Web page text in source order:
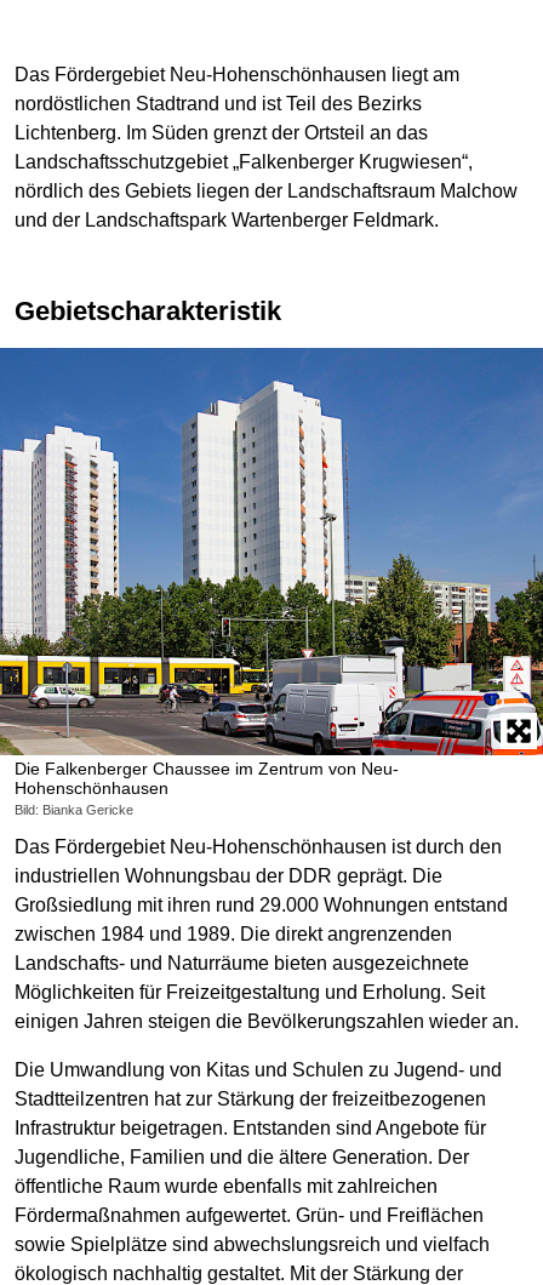
Das Fördergebiet Neu-Hohenschönhausen liegt am
nordöstlichen Stadtrand und ist Teil des Bezirks
Lichtenberg. Im Süden grenzt der Ortsteil an das
Landschaftsschutzgebiet „Falkenberger Krugwiesen“,
nördlich des Gebiets liegen der Landschaftsraum Malchow
und der Landschaftspark Wartenberger Feldmark.
Die Falkenberger Chaussee im Zentrum von Neu-
Hohenschönhausen
Bild: Bianka Gericke
Gebietscharakteristik
Das Fördergebiet Neu-Hohenschönhausen ist durch den
industriellen Wohnungsbau der DDR geprägt. Die
Großsiedlung mit ihren rund 29.000 Wohnungen entstand
zwischen 1984 und 1989. Die direkt angrenzenden
Landschafts- und Naturräume bieten ausgezeichnete
Möglichkeiten für Freizeitgestaltung und Erholung. Seit
einigen Jahren steigen die Bevölkerungszahlen wieder an.
Die Umwandlung von Kitas und Schulen zu Jugend- und
Stadtteilzentren hat zur Stärkung der freizeitbezogenen
Infrastruktur beigetragen. Entstanden sind Angebote für
Jugendliche, Familien und die ältere Generation. Der
öffentliche Raum wurde ebenfalls mit zahlreichen
Fördermaßnahmen aufgewertet. Grün- und Freiflächen
sowie Spielplätze sind abwechslungsreich und vielfach
ökologisch nachhaltig gestaltet. Mit der Stärkung der